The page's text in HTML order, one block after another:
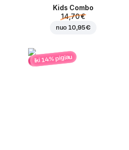
Kids Combo
14,70 €
nuo10,95 €
iki 14% pigiau